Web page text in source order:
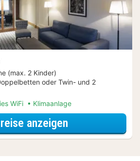
(max. 2 Kinder)
oder Twin- und 2
WiFi Klimaanlage
anzeigen